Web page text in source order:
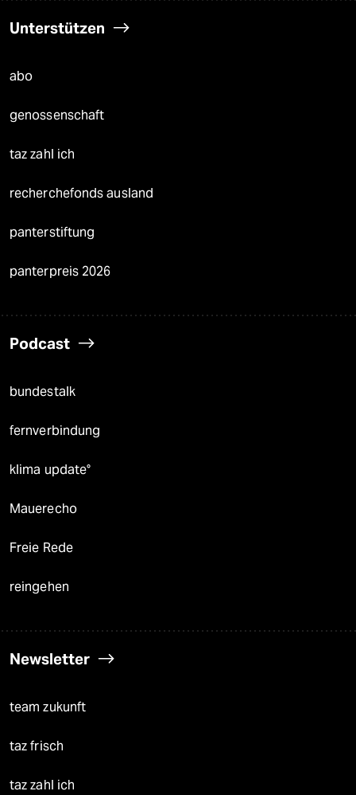
Unterstützen
abo
genossenschaft
taz zahl ich
recherchefonds ausland
panterstiftung
panterpreis 2026
Podcast
bundestalk
fernverbindung
klima update°
Mauerecho
Freie Rede
reingehen
Newsletter
team zukunft
taz frisch
taz zahl ich